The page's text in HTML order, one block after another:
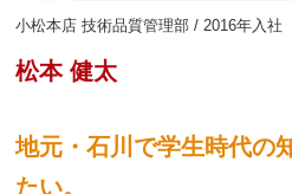
小松本店 技術品質管理部 / 2016年入社
松本 健太
地元・石川で学生時代の
たい。